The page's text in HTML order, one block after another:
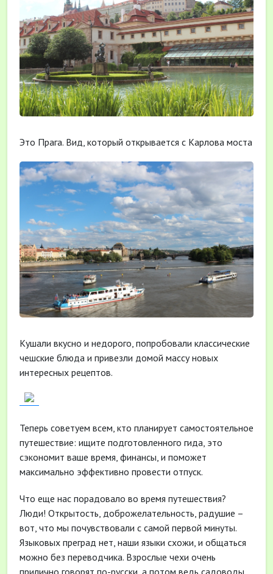
Это Прага. Вид, который открывается с Карлова моста
Кушали вкусно и недорого, попробовали классические
чешские блюда и привезли домой массу новых
интересных рецептов.
Теперь советуем всем, кто планирует самостоятельное
путешествие: ищите подготовленного гида, это
сэкономит ваше время, финансы, и поможет
максимально эффективно провести отпуск.
Что еще нас порадовало во время путешествия?
Люди! Открытость, доброжелательность, радушие –
вот, что мы почувствовали с самой первой минуты.
Языковых преград нет, наши языки схожи, и общаться
можно без переводчика. Взрослые чехи очень
прилично говорят по-русски, а потом ведь садоводы